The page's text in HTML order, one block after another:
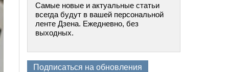
Самые новые и актуальные статьи
всегда будут в вашей персональной
ленте Дзена. Ежедневно, без
выходных.
Подписаться на обновления